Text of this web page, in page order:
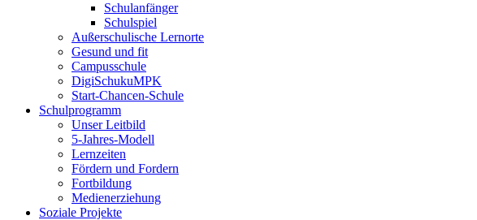
Schulanfänger
Schulspiel
Außerschulische Lernorte
Gesund und fit
Campusschule
DigiSchukuMPK
Start-Chancen-Schule
Schulprogramm
Unser Leitbild
5-Jahres-Modell
Lernzeiten
Fördern und Fordern
Fortbildung
Medienerziehung
Soziale Projekte